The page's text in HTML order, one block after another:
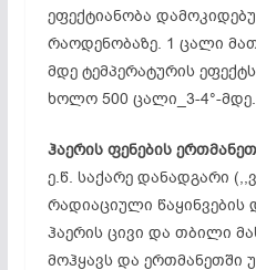
ეფექტიანობა
რაოდენობაზე. 1 ცალი
მდე ტემპერატურის
ხოლო 500 ცალი_3-4°-მდე.
ჰაერის ფენების
ე.წ. საქარე დანადგარი
რადიაციული
ჰაერის ცივი და თბილი
მოჰყავს და ერთმანეთში